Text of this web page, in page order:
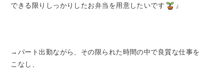
できる限りしっかりしたお弁当を用意したいです 』
→パート出勤ながら、その限られた時間の中で良質な仕事を
こなし、